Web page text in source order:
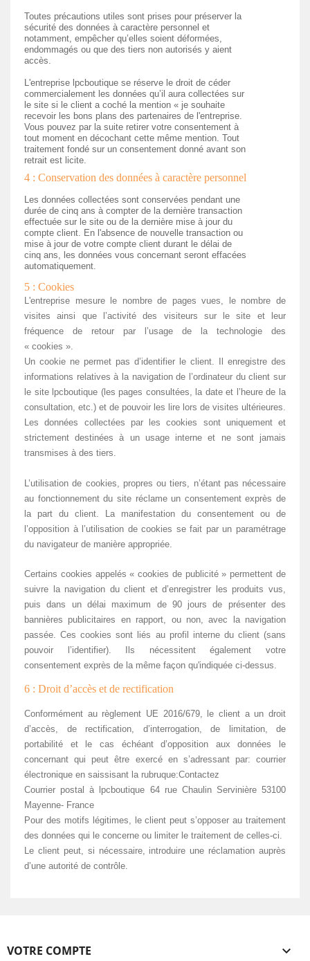
Toutes précautions utiles sont prises pour préserver la
sécurité des données à caractère personnel et
notamment, empêcher qu’elles soient déformées,
endommagés ou que des tiers non autorisés y aient
accès.
L'entreprise lpcboutique se réserve le droit de céder
commercialement les données qu’il aura collectées sur
le site si le client a coché la mention « je souhaite
recevoir les bons plans des partenaires de l'entreprise.
Vous pouvez par la suite retirer votre consentement à
tout moment en décochant cette même mention. Tout
traitement fondé sur un consentement donné avant son
retrait est licite.
4 : Conservation des données à caractère personnel
Les données collectées sont conservées pendant une
durée de cinq ans à compter de la dernière transaction
effectuée sur le site ou de la dernière mise à jour du
compte client. En l'absence de nouvelle transaction ou
mise à jour de votre compte client durant le délai de
cinq ans, les données vous concernant seront effacées
automatiquement.
5 : Cookies
L'entreprise mesure le nombre de pages vues, le nombre de
visites ainsi que l’activité des visiteurs sur le site et leur
fréquence de retour par l’usage de la technologie des
« cookies ».
Un cookie ne permet pas d’identifier le client. Il enregistre des
informations relatives à la navigation de l’ordinateur du client sur
le site lpcboutique (les pages consultées, la date et l’heure de la
consultation, etc.) et de pouvoir les lire lors de visites ultérieures.
Les données collectées par les cookies sont uniquement et
strictement destinées à un usage interne et ne sont jamais
transmises à des tiers.
L’utilisation de cookies, propres ou tiers, n’étant pas nécessaire
au fonctionnement du site réclame un consentement exprès de
la part du client. La manifestation du consentement ou de
l’opposition à l’utilisation de cookies se fait par un paramétrage
du navigateur de manière appropriée.
Certains cookies appelés « cookies de publicité » permettent de
suivre la navigation du client et d’enregistrer les produits vus,
puis dans un délai maximum de 90 jours de présenter des
bannières publicitaires en rapport, ou non, avec la navigation
passée. Ces cookies sont liés au profil interne du client (sans
pouvoir l’identifier). Ils nécessitent également votre
consentement exprès de la même façon qu'indiquée ci-dessus.
6 : Droit d’accès et de rectification
Conformément au règlement UE 2016/679, le client a un droit
d’accès, de rectification, d’interrogation, de limitation, de
portabilité et le cas échéant d’opposition aux données le
concernant qui peut être exercé en s’adressant par: courrier
électronique en saissisant la rubruque:Contactez
Courrier postal à lpcboutique 64 rue Chaulin Servinière 53100
Mayenne- France
Pour des motifs légitimes, le client peut s’opposer au traitement
des données qui le concerne ou limiter le traitement de celles-ci.
Le client peut, si nécessaire, introduire une réclamation auprès
d’une autorité de contrôle.
VOTRE COMPTE 